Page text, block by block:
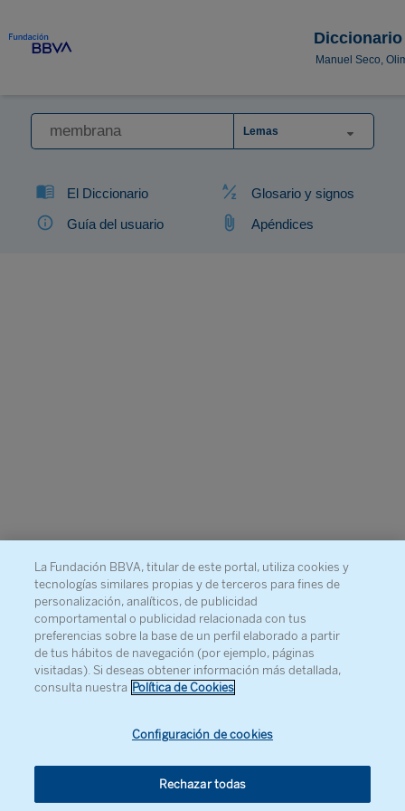
Manuel Seco,
Lemas
El Diccionario
Guía del usuario
Glosario y signos
Apéndices
© Fundación BBVA, 2026. Todos los derechos
La Fundación BBVA, titular de este portal, utiliza cookies y
tecnologías similares propias y de terceros para fines de
personalización, analíticos, de publicidad
comportamental o publicidad relacionada con tus
preferencias sobre la base de un perfil elaborado a partir
de tus hábitos de navegación (por ejemplo, páginas
visitadas). Si deseas obtener información más detallada,
consulta nuestra Política de Cookies
Configuración de cookies
Rechazar todas